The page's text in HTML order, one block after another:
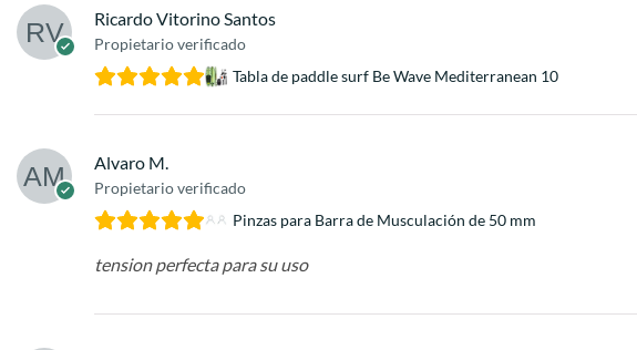
Ricardo Vitorino Santos
Propietario verificado
Tabla de paddle surf Be Wave Mediterranean 10
Alvaro M.
Propietario verificado
Pinzas para Barra de Musculación de 50 mm
tension perfecta para su uso